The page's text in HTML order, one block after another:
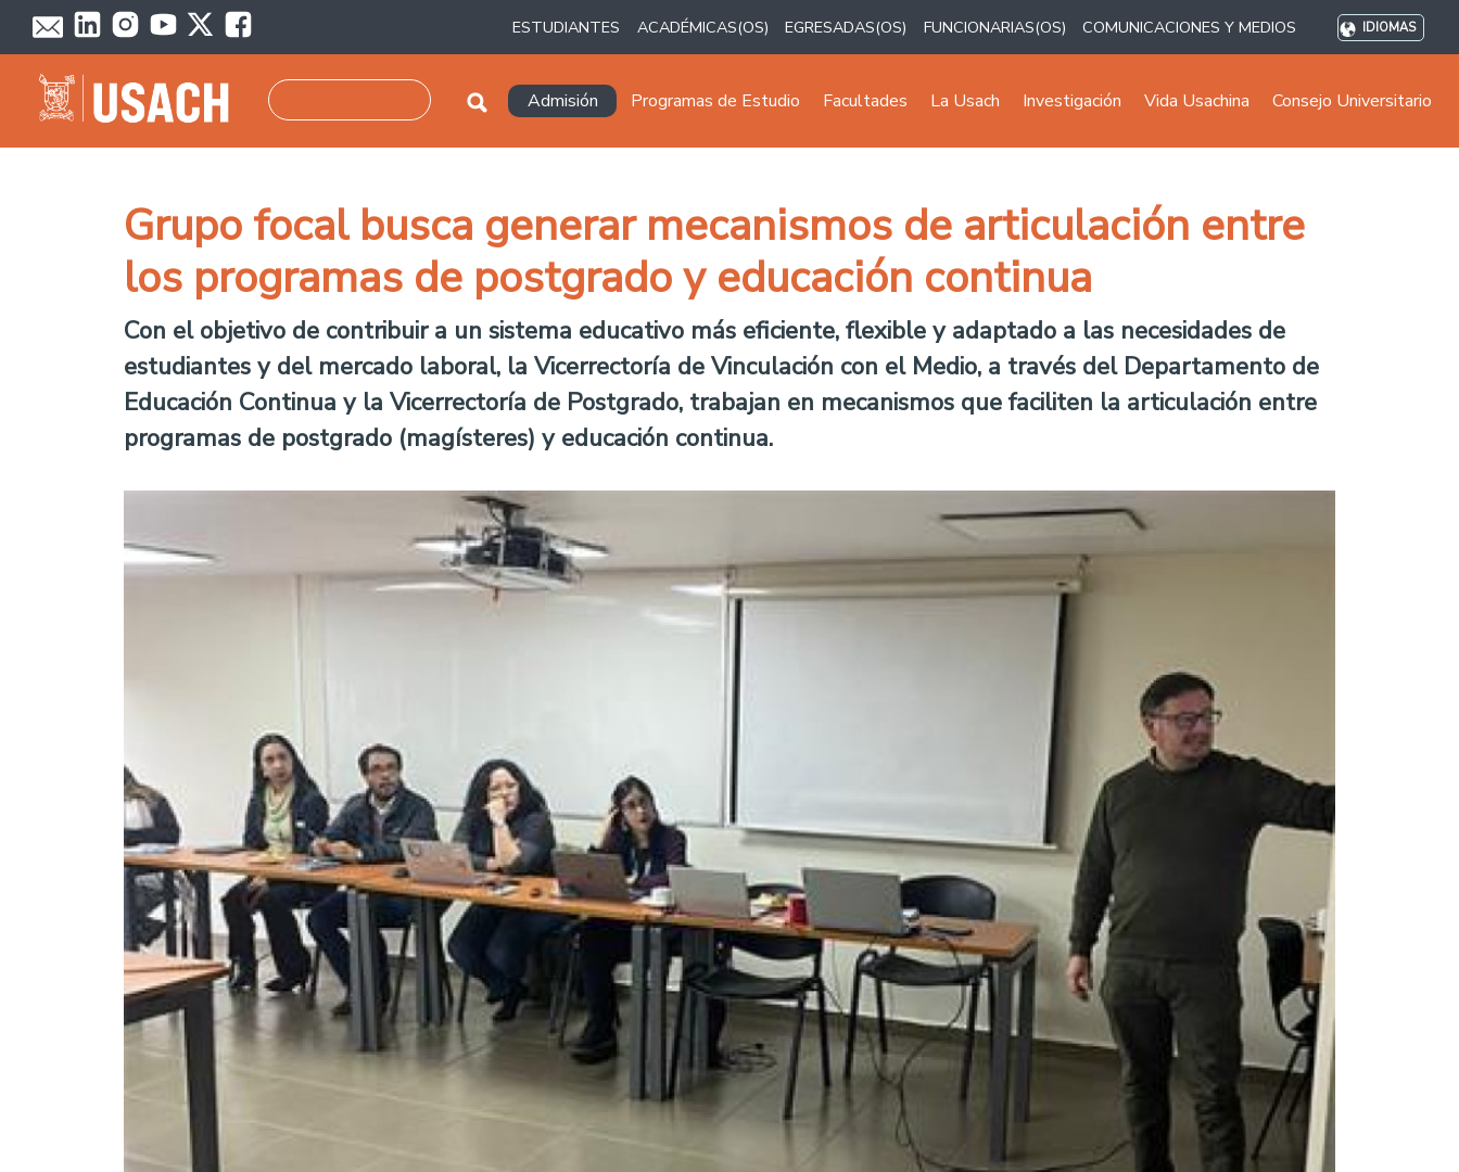
Pasar al contenido principal
ESTUDIANTES ACADÉMICAS(OS) EGRESADAS(OS) FUNCIONARIAS(OS) COMUNICACIONES Y MEDIOS IDIOMAS
Navegación principal
Admisión Programas de Estudio Facultades La Usach Investigación Vida Usachina Consejo Universitario
Grupo focal busca generar mecanismos de articulación entre
los programas de postgrado y educación continua
Con el objetivo de contribuir a un sistema educativo más eficiente, flexible y adaptado a las necesidades de
estudiantes y del mercado laboral, la Vicerrectoría de Vinculación con el Medio, a través del Departamento de
Educación Continua y la Vicerrectoría de Postgrado, trabajan en mecanismos que faciliten la articulación entre
programas de postgrado (magísteres) y educación continua.